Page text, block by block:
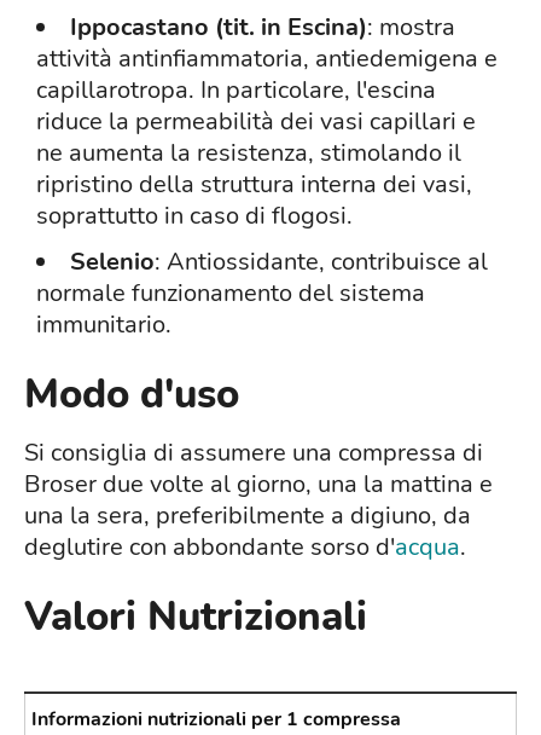
Ippocastano (tit. in Escina): mostra
attività antinfiammatoria, antiedemigena e
capillarotropa. In particolare, l'escina
riduce la permeabilità dei vasi capillari e
ne aumenta la resistenza, stimolando il
ripristino della struttura interna dei vasi,
soprattutto in caso di flogosi.
Selenio: Antiossidante, contribuisce al
normale funzionamento del sistema
immunitario.
Modo d'uso
Si consiglia di assumere una compressa di
Broser due volte al giorno, una la mattina e
una la sera, preferibilmente a digiuno, da
deglutire con abbondante sorso d'acqua.
Valori Nutrizionali
Informazioni nutrizionali per 1 compressa